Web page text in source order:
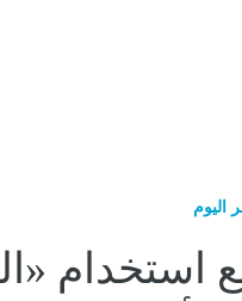
اليوم
استخدام